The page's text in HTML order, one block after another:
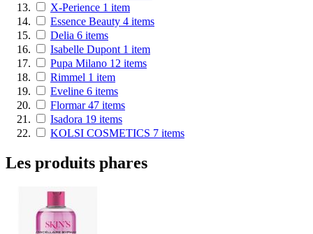
X-Perience 1 item
Essence Beauty 4 items
Delia 6 items
Isabelle Dupont 1 item
Pupa Milano 12 items
Rimmel 1 item
Eveline 6 items
Flormar47 items
Isadora 19 items
KOLSI COSMETICS 7 items
Les produits phares